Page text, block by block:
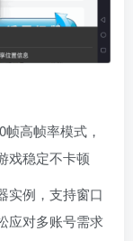
高帧率模式，
戏稳定不卡顿
实例，支持窗口
应对多账号需求